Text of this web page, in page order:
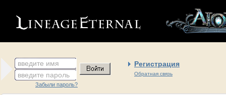
введите имя Регистрация
Обратная связь
введите пароль
Забыли пароль?